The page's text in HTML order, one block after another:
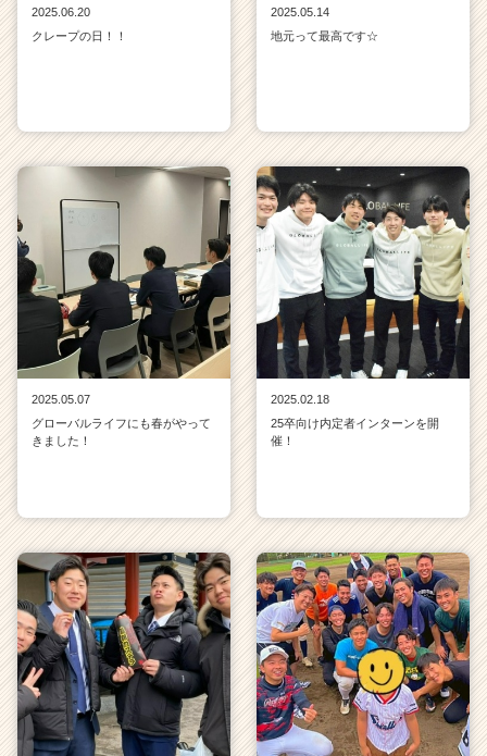
2025.06.20
クレープの日！！
2025.05.14
地元って最高です☆
2025.05.07
グローバルライフにも春がやって
きました！
2025.02.18
25卒向け内定者インターンを開
催！